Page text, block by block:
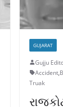
GUJARAT
Gujju
Accident,
Truak